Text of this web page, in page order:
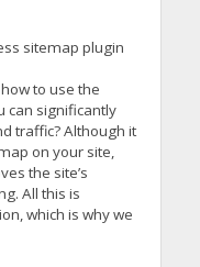
sitemap plugin
to use the
can significantly
traffic? Although it
on your site,
the site’s
All this is
which is why we